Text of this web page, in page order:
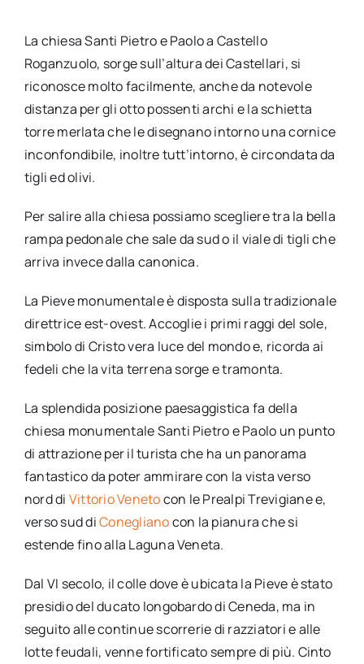
La chiesa Santi Pietro e Paolo a Castello
Roganzuolo, sorge sull’altura dei Castellari, si
riconosce molto facilmente, anche da notevole
distanza per gli otto possenti archi e la schietta
torre merlata che le disegnano intorno una cornice
inconfondibile, inoltre tutt’intorno, è circondata da
tigli ed olivi.
Per salire alla chiesa possiamo scegliere tra la bella
rampa pedonale che sale da sud o il viale di tigli che
arriva invece dalla canonica.
La Pieve monumentale è disposta sulla tradizionale
direttrice est-ovest. Accoglie i primi raggi del sole,
simbolo di Cristo vera luce del mondo e, ricorda ai
fedeli che la vita terrena sorge e tramonta.
La splendida posizione paesaggistica fa della
chiesa monumentale Santi Pietro e Paolo un punto
di attrazione per il turista che ha un panorama
fantastico da poter ammirare con la vista verso
nord di Vittorio Venetocon le Prealpi Trevigiane e,
verso sud diConeglianocon la pianura che si
estende fino alla Laguna Veneta.
Dal VI secolo, il colle dove è ubicata la Pieve è stato
presidio del ducato longobardo di Ceneda, ma in
seguito alle continue scorrerie di razziatori e alle
lotte feudali, venne fortificato sempre di più. Cinto